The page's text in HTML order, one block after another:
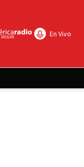
En Vivo